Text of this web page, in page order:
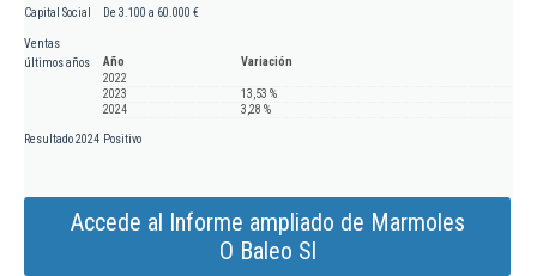
Capital Social De 3.100 a 60.000 €
Ventas
últimos años
Año
Variación
2022
2023
13,53 %
2024
3,28 %
Resultado 2024 Positivo
Accede al Informe ampliado de Marmoles
O Baleo Sl